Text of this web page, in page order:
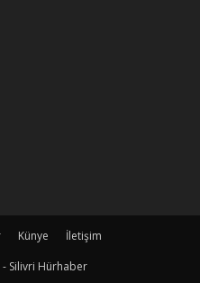
Künye
İletişim
Silivri Hürhaber